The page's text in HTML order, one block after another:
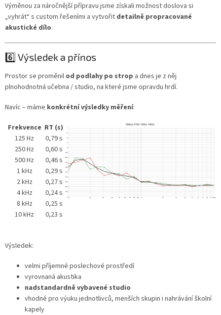
Výměnou za náročnější přípravu jsme získali možnost doslova si
„vyhrát“ s custom řešeními a vytvořit detailně propracované
akustické dílo.
6️⃣ Výsledek a přínos
Prostor se proměnil od podlahy po strop a dnes je z něj
plnohodnotná učebna / studio, na které jsme opravdu hrdí.
Navíc – máme konkrétní výsledky měření:
Frekvence RT (s)
125 Hz
0,79 s
250 Hz
0,60 s
500 Hz
0,46 s
1 kHz
0,29 s
2 kHz
0,27 s
4 kHz
0,24 s
8 kHz
0,25 s
10 kHz
0,23 s
Výsledek:
velmi příjemné poslechové prostředí
vyrovnaná akustika
nadstandardně vybavené studio
vhodné pro výuku jednotlivců, menších skupin i nahrávání školní
kapely